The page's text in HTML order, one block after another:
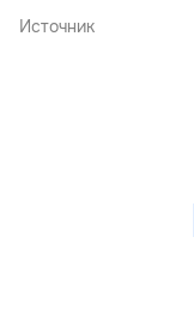
Источник